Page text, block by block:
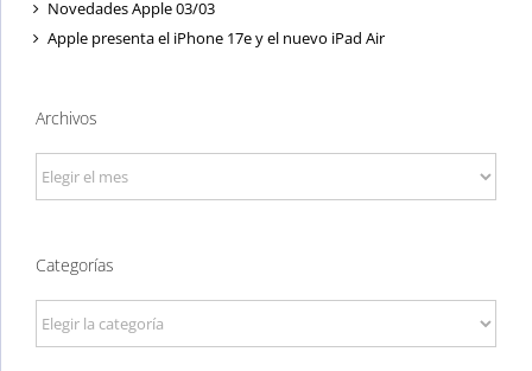
Novedades Apple 03/03
Apple presenta el iPhone 17e y el nuevo iPad Air
Archivos
Archivos
Categorías
Categorías